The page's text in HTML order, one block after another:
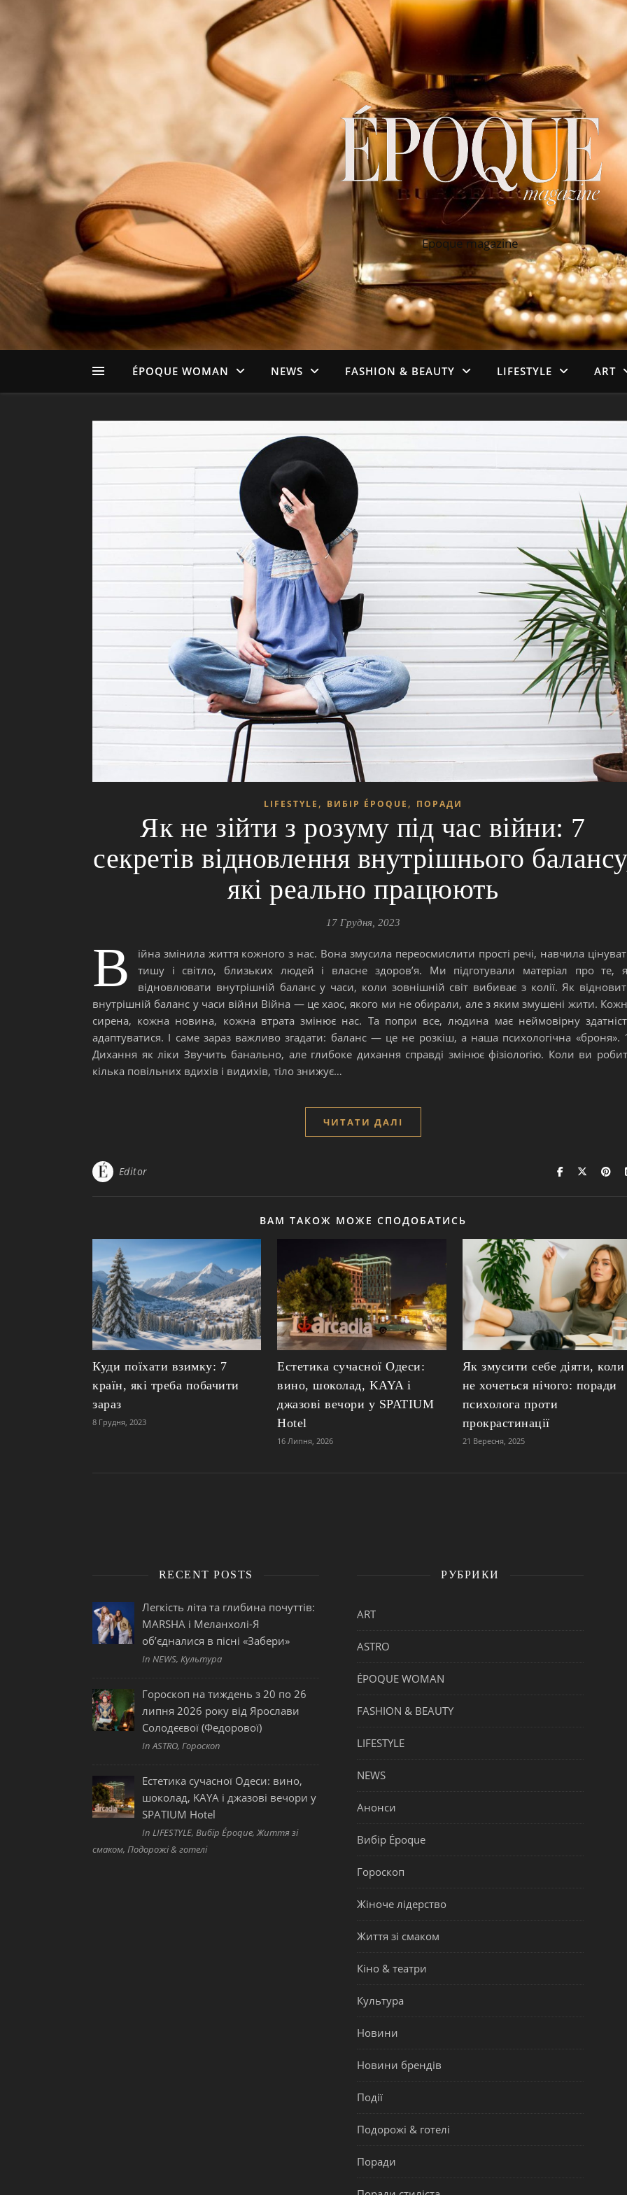
Epoque magazine
ÉPOQUE WOMAN NEWS FASHION & BEAUTY LIFESTYLE ART
LIFESTYLE , ВИБІР ÉPOQUE , ПОРАДИ
Як не зійти з розуму під час війни: 7
секретів відновлення внутрішнього
які реально працюють
17 Грудня, 2023
В
ійна змінила життя кожного з нас. Вона змусила переосмислити прості речі, навчила
тишу і світло, близьких людей і власне здоров’я. Ми підготували матеріал про те,
відновлювати внутрішній баланс у часи, коли зовнішній світ вибиває з колії. Як
внутрішній баланс у часи війни Війна — це хаос, якого ми не обирали, але з яким змушені жити.
сирена, кожна новина, кожна втрата змінює нас. Та попри все, людина має неймовірну
адаптуватися. І саме зараз важливо згадати: баланс — це не розкіш, а наша психологічна «броня».
Дихання як ліки Звучить банально, але глибоке дихання справді змінює фізіологію. Коли ви
кілька повільних вдихів і видихів, тіло знижує…
ЧИТАТИ ДАЛІ
Editor
ВАМ ТАКОЖ МОЖЕ СПОДОБАТИСЬ
Куди поїхати взимку: 7
країн, які треба побачити
зараз
8 Грудня, 2023
Естетика сучасної Одеси:
вино, шоколад, KAYA і
джазові вечори у SPATIUM
Hotel
16 Липня, 2026
Як змусити себе діяти, коли
не хочеться нічого: поради
психолога проти
прокрастинації
21 Вересня, 2025
RECENT POSTS
Легкість літа та глибина почуттів:
MARSHA і Меланхолі-Я
об’єдналися в пісні «Забери»
In NEWS, Культура
Гороскоп на тиждень з 20 по 26
липня 2026 року від Ярослави
Солодєєвої (Федорової)
In ASTRO, Гороскоп
Естетика сучасної Одеси: вино,
шоколад, KAYA і джазові вечори у
SPATIUM Hotel
In LIFESTYLE, Вибір Époque, Життя зі
смаком, Подорожі & готелі
РУБРИКИ
ART
ASTRO
ÉPOQUE WOMAN
FASHION & BEAUTY
LIFESTYLE
NEWS
Анонси
Вибір Époque
Гороскоп
Жіноче лідерство
Життя зі смаком
Кіно & театри
Культура
Новини
Новини брендів
Події
Подорожі & готелі
Поради